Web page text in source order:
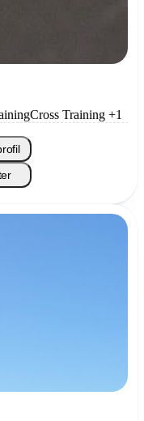
Cross Training +1